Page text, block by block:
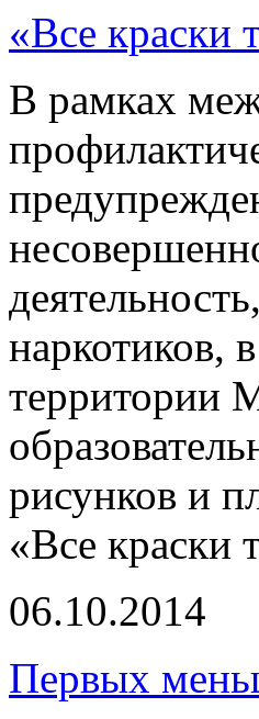
«Все краски
В рамках
наркотиков,
территории
рисунков и
«Все краски
06.10.2014
Первых